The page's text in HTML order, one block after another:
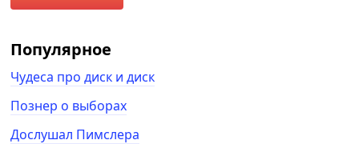
Популярное
Чудеса про диск и диск
Познер о выборах
Дослушал Пимслера